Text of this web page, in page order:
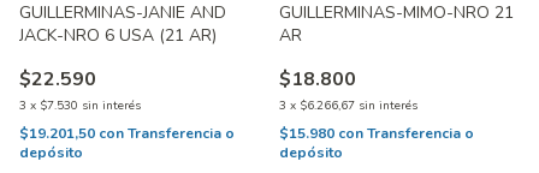
GUILLERMINAS-JANIE AND
JACK-NRO 6 USA (21 AR)
$22.590
3 x $7.530 sin interés
$19.201,50 conTransferencia o
depósito
GUILLERMINAS-MIMO-NRO 21
AR
$18.800
3 x $6.266,67 sin interés
$15.980 conTransferencia o
depósito